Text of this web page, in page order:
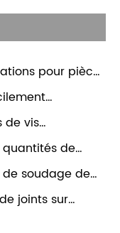
pour pièces
les boulons
de vis
?de
vente directe
?
soudage de
rondelles, vis et
joints sur